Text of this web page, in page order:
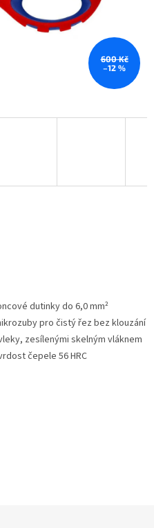
600 Kč
–12 %
dutinky do 6,0 mm²
pro čistý řez bez klouzání
zesílenými skelným vláknem
čepele 56 HRC